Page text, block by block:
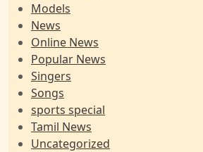
Models
News
Online News
Popular News
Singers
Songs
sports special
Tamil News
Uncategorized